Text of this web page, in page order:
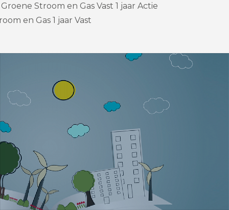
Stroom en Gas Vast 1 jaar Actie
en Gas 1 jaar Vast